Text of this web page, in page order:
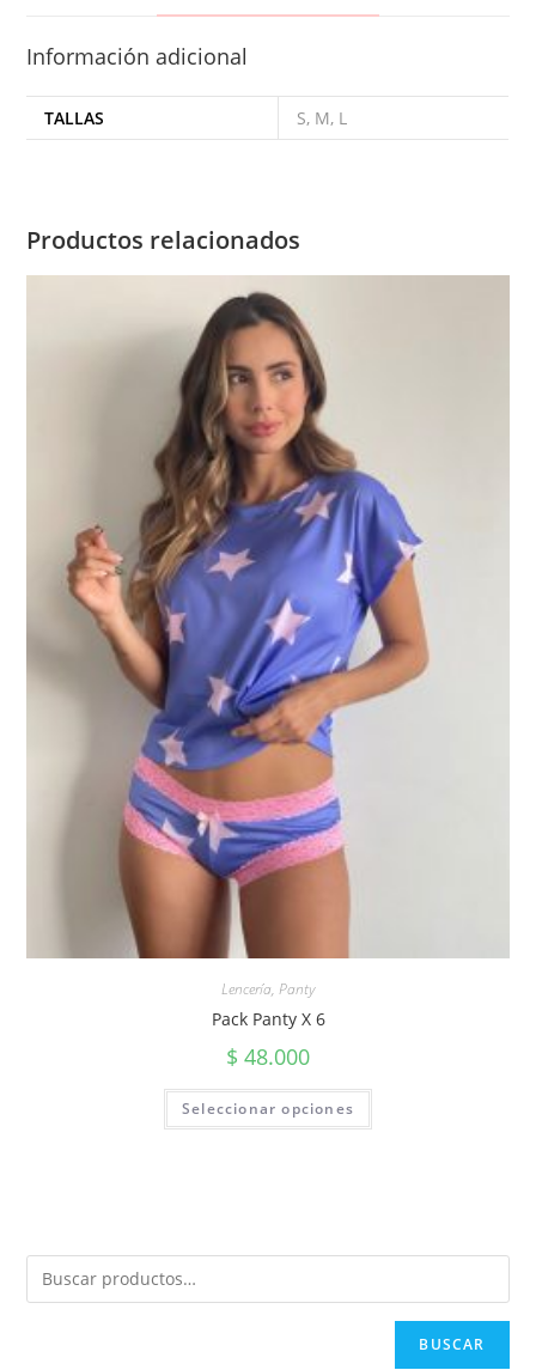
Información adicional
TALLAS S, M, L
Productos relacionados
Lencería, Panty
Pack Panty X 6
$ 48.000
Seleccionar opciones
BUSCAR